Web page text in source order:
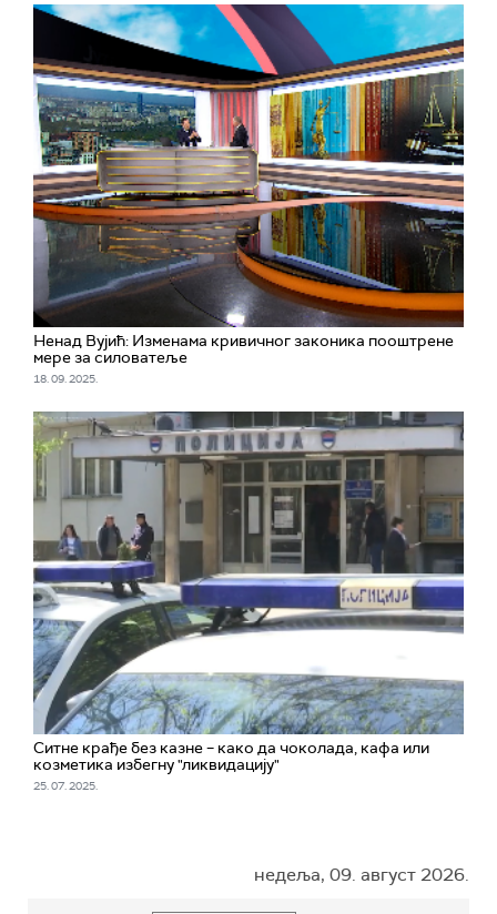
Ненад Вујић: Изменама кривичног законика пооштрене
мере за силоватеље
18. 09. 2025.
Ситне крађе без казне – како да чоколада, кафа или
козметика избегну "ликвидацију"
25. 07. 2025.
недеља, 09. август 2026.